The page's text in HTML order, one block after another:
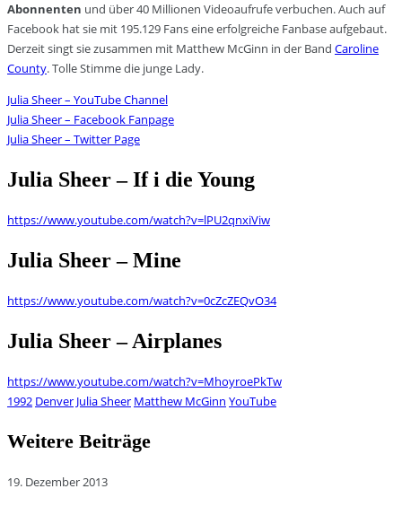
Abonnenten und über 40 Millionen Videoaufrufe verbuchen. Auch auf
Facebook hat sie mit 195.129 Fans eine erfolgreiche Fanbase aufgebaut.
Derzeit singt sie zusammen mit Matthew McGinn in der Band Caroline
County. Tolle Stimme die junge Lady.
Julia Sheer – YouTube Channel
Julia Sheer – Facebook Fanpage
Julia Sheer – Twitter Page
Julia Sheer – If i die Young
https://www.youtube.com/watch?v=lPU2qnxiViw
Julia Sheer – Mine
https://www.youtube.com/watch?v=0cZcZEQvO34
Julia Sheer – Airplanes
https://www.youtube.com/watch?v=MhoyroePkTw
1992 Denver Julia Sheer Matthew McGinn YouTube
Weitere Beiträge
19. Dezember 2013